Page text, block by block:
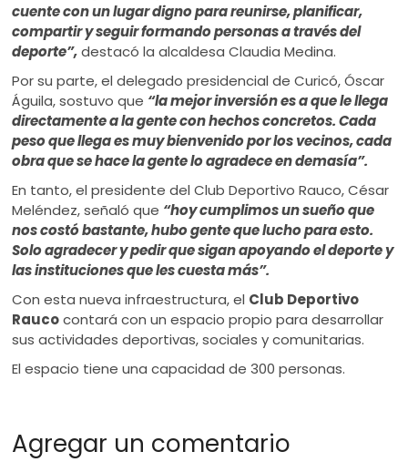
cuente con un lugar digno para reunirse, planificar,
compartir y seguir formando personas a través del
deporte”,destacó la alcaldesa Claudia Medina.
Por su parte, el delegado presidencial de Curicó, Óscar
Águila, sostuvo que “la mejor inversión es a que le llega
directamente a la gente con hechos concretos. Cada
peso que llega es muy bienvenido por los vecinos, cada
obra que se hace la gente lo agradece en demasía”.
En tanto, el presidente del Club Deportivo Rauco, César
Meléndez, señaló que “hoy cumplimos un sueño que
nos costó bastante, hubo gente que lucho para esto.
Solo agradecer y pedir que sigan apoyando el deporte y
las instituciones que les cuesta más”.
Con esta nueva infraestructura, el Club Deportivo
Raucocontará con un espacio propio para desarrollar
sus actividades deportivas, sociales y comunitarias.
El espacio tiene una capacidad de 300 personas.
Agregar un comentario